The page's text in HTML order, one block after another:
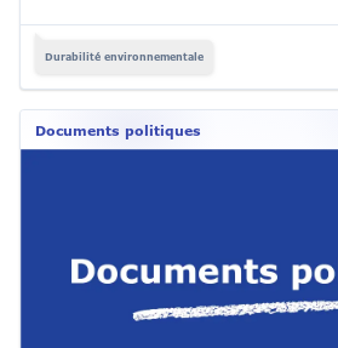
Durabilité environnementale
Documents politiques